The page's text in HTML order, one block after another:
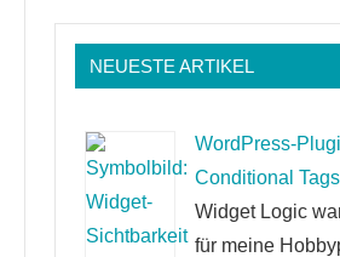
NEUESTE ARTIKEL
WordPress-
Conditional
Widget Logic
für meine